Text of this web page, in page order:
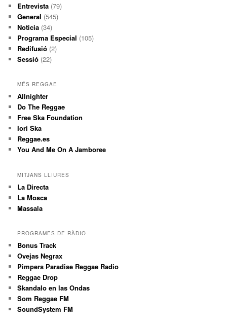
Entrevista (79)
General (545)
Noticia (34)
Programa Especial (105)
Redifusió (2)
Sessió (22)
MÉS REGGAE
Allnighter
Do The Reggae
Free Ska Foundation
Iori Ska
Reggae.es
You And Me On A Jamboree
MITJANS LLIURES
La Directa
La Mosca
Massala
PROGRAMES DE RÀDIO
Bonus Track
Ovejas Negrax
Pimpers Paradise Reggae Radio
Reggae Drop
Skandalo en las Ondas
Som Reggae FM
SoundSystem FM